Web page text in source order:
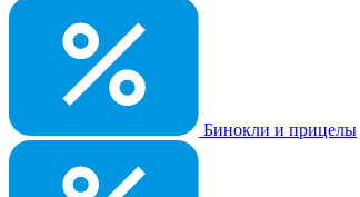
Бинокли и прицелы